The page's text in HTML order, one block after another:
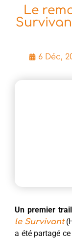
Le
6 Déc,
Un premier
le Survivant
a été partagé